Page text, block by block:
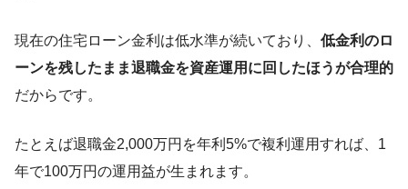
現在の住宅ローン金利は低水準が続いており、 低金利のロ
ーンを残したまま退職金を資産運用に回したほうが合理的
だからです。
たとえば退職金2,000万円を年利5%で複利運用すれば、1
年で100万円の運用益が生まれます。